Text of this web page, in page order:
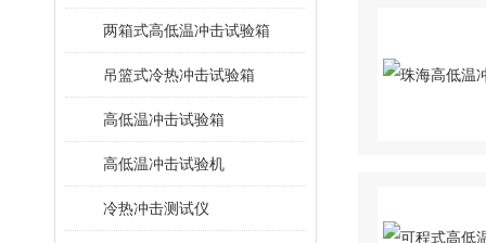
两箱式高低温冲击试验箱
吊篮式冷热冲击试验箱
高低温冲击试验箱
高低温冲击试验机
冷热冲击测试仪